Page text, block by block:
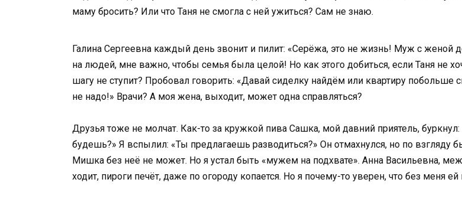
маму бросить? Или что Таня не смогла с ней ужиться? Сам не знаю.
Галина Сергеевна каждый день звонит и пилит: «Серёжа, это не жизнь! Муж с
на людей, мне важно, чтобы семья была целой! Но как этого добиться, если Таня не
шагу не ступит? Пробовал говорить: «Давай сиделку найдём или квартиру
не надо!» Врачи? А моя жена, выходит, может одна справляться?
Друзья тоже не молчат. Как-то за кружкой пива Сашка, мой давний приятель,
будешь?» Я вспылил: «Ты предлагаешь разводиться?» Он отмахнулся, но по
Мишка без неё не может. Но я устал быть «мужем на подхвате». Анна Васильевна,
ходит, пироги печёт, даже по огороду копается. Но я почему-то уверен, что без меня